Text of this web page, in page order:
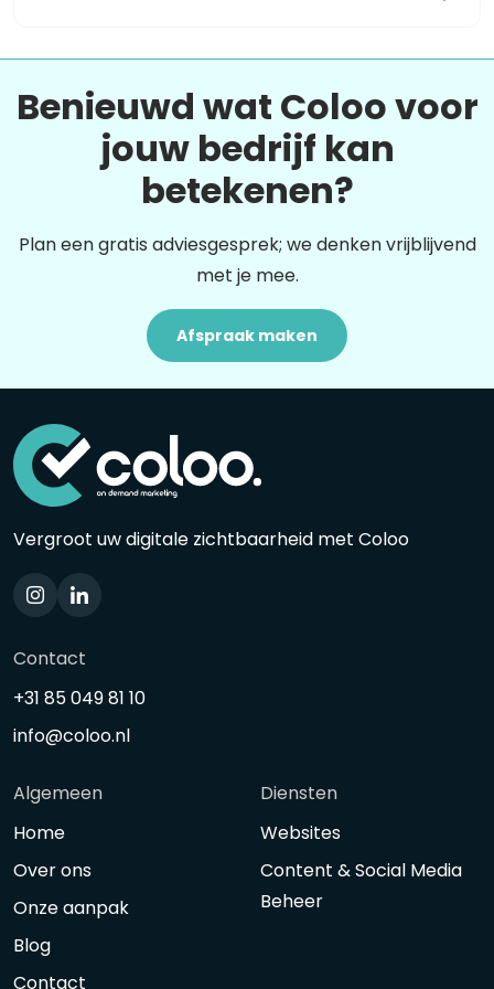
Benieuwd wat Coloo voor
jouw bedrijf kan
betekenen?
Plan een gratis adviesgesprek; we denken vrijblijvend
met je mee.
Afspraak maken
Vergroot uw digitale zichtbaarheid met Coloo
Contact
+31 85 049 81 10
info@coloo.nl
Algemeen
Home
Over ons
Onze aanpak
Blog
Contact
Diensten
Websites
Content & Social Media
Beheer